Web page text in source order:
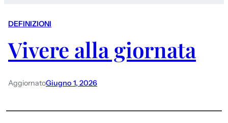
DEFINIZIONI
Vivere alla giornata
AggiornatoGiugno 1, 2026